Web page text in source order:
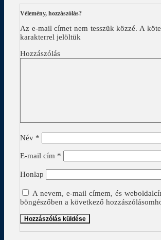
Vélemény, hozzászólás?
Az e-mail címet nem tesszük közzé. A
karakterrel jelöltük
Név *
E-mail cím *
Honlap
A nevem, e-mail címem, és
böngészőben a következő